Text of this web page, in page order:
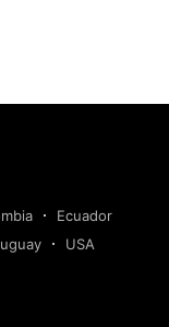
Ecuador
USA